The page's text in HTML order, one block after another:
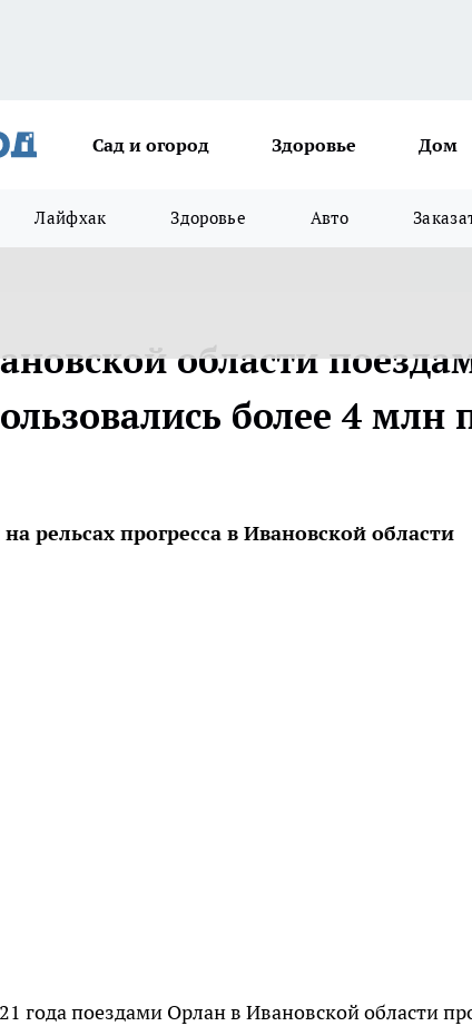
Сад и огород Здоровье Дом
Лайфхак Здоровье Авто
области
более 4 млн
рельсах прогресса в Ивановской области
года поездами Орлан в Ивановской области